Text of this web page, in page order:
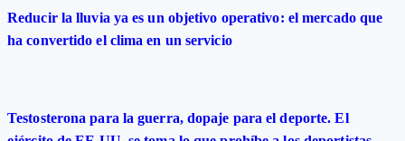
Reducir la lluvia ya es un objetivo operativo: el mercado que
ha convertido el clima en un servicio
Testosterona para la guerra, dopaje para el deporte. El